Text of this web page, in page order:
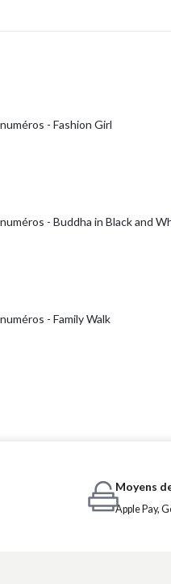
- Fashion Girl
- Buddha in Black and
- Family Walk
Moyens
Apple Pay,